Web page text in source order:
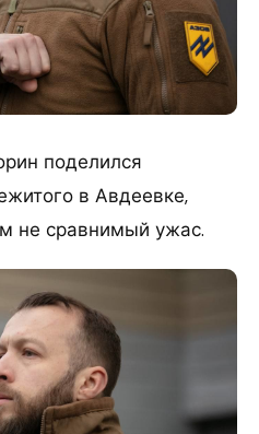
поделился
в Авдеевке,
не сравнимый ужас.